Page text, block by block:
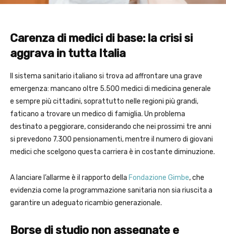
Carenza di medici di base: la crisi si
aggrava in tutta Italia
Il sistema sanitario italiano si trova ad affrontare una grave
emergenza: mancano oltre 5.500 medici di medicina generale
e sempre più cittadini, soprattutto nelle regioni più grandi,
faticano a trovare un medico di famiglia. Un problema
destinato a peggiorare, considerando che nei prossimi tre anni
si prevedono 7.300 pensionamenti, mentre il numero di giovani
medici che scelgono questa carriera è in costante diminuzione.
A lanciare l’allarme è il rapporto della Fondazione Gimbe, che
evidenzia come la programmazione sanitaria non sia riuscita a
garantire un adeguato ricambio generazionale.
Borse di studio non assegnate e